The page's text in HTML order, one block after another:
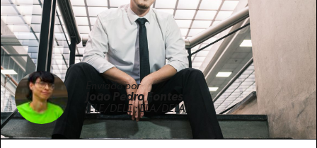
Enviado por
João Pedro Fontes
[ELE/DELE ; ELA/DELA]